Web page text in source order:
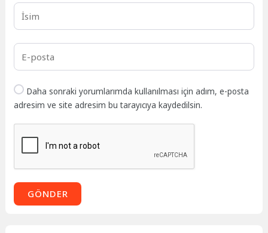
Daha sonraki yorumlarımda kullanılması için adım, e-posta
adresim ve site adresim bu tarayıcıya kaydedilsin.
GÖNDER